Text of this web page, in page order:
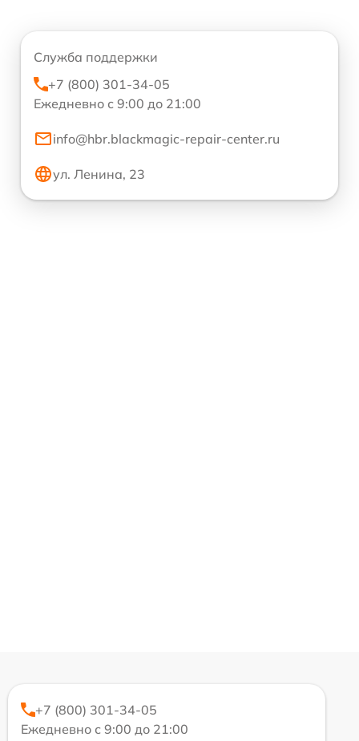
Служба поддержки
+7 (800) 301-34-05
Ежедневно с 9:00 до 21:00
info@hbr.blackmagic-repair-center.ru
ул. Ленина, 23
+7 (800) 301-34-05
Ежедневно с 9:00 до 21:00